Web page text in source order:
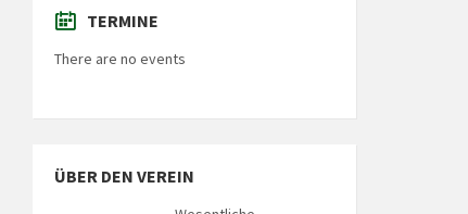
TERMINE
There are no events
ÜBER DEN VEREIN